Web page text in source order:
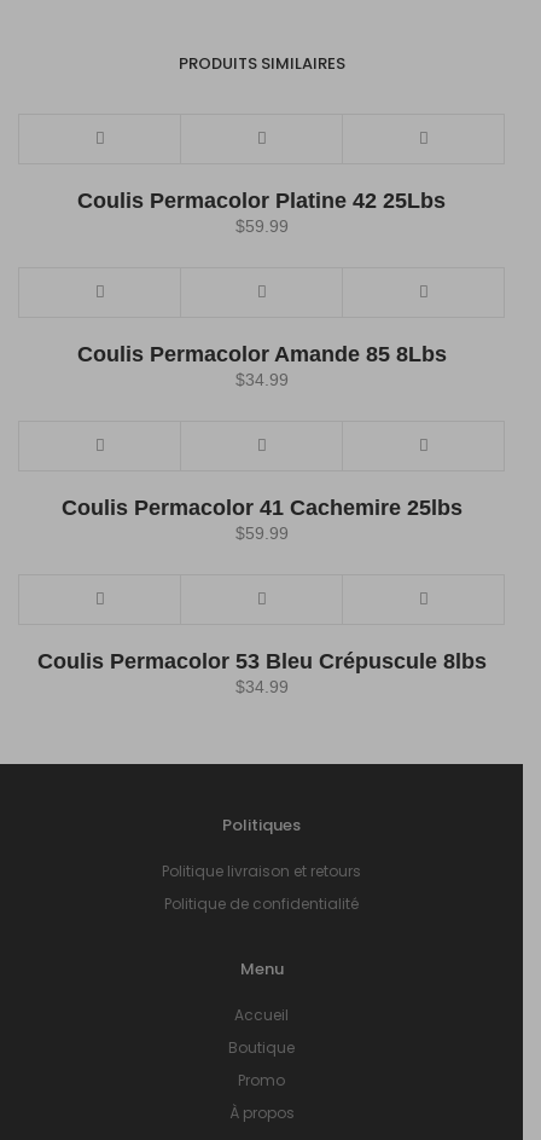
PRODUITS SIMILAIRES
Coulis Permacolor Platine 42 25Lbs
$59.99
Coulis Permacolor Amande 85 8Lbs
$34.99
Coulis Permacolor 41 Cachemire 25lbs
$59.99
Coulis Permacolor 53 Bleu Crépuscule 8lbs
$34.99
Politiques
Politique livraison et retours
Politique de confidentialité
Menu
Accueil
Boutique
Promo
À propos